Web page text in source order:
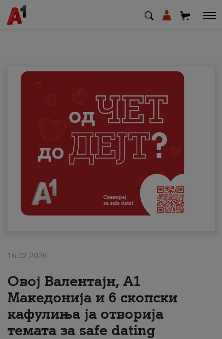
Деловни
Поддршка
Надополни кредит
Плати сметка
#ПодобарОнлајн
16.02.2026
Овој Валентајн, A1
Македонија и 6 скопски
кафулиња ја отворија
темата за safe dating